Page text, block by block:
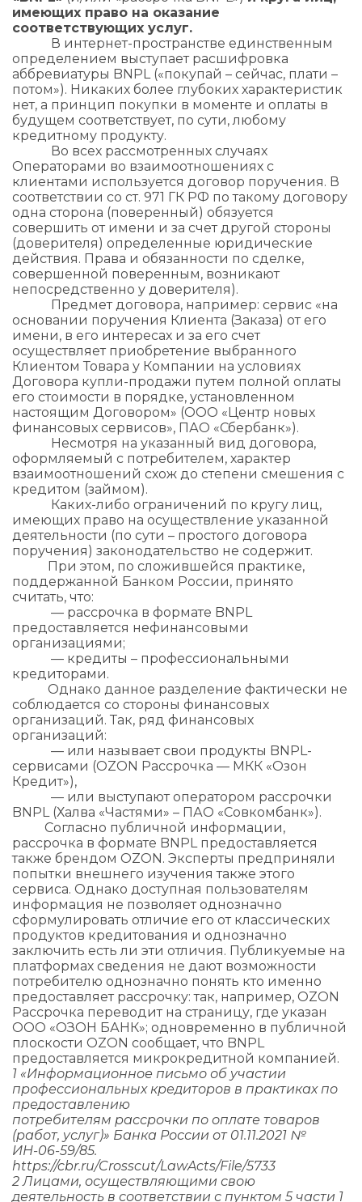
имеющих право на оказание
соответствующих услуг.
В интернет-пространстве единственным
определением выступает расшифровка
аббревиатуры BNPL («покупай – сейчас, плати –
потом»). Никаких более глубоких характеристик
нет, а принцип покупки в моменте и оплаты в
будущем соответствует, по сути, любому
кредитному продукту.
Во всех рассмотренных случаях
Операторами во взаимоотношениях с
клиентами используется договор поручения. В
соответствии со ст. 971 ГК РФ по такому договору
одна сторона (поверенный) обязуется
совершить от имени и за счет другой стороны
(доверителя) определенные юридические
действия. Права и обязанности по сделке,
совершенной поверенным, возникают
непосредственно у доверителя).
Предмет договора, например: сервис «на
основании поручения Клиента (Заказа) от его
имени, в его интересах и за его счет
осуществляет приобретение выбранного
Клиентом Товара у Компании на условиях
Договора купли-продажи путем полной оплаты
его стоимости в порядке, установленном
настоящим Договором» (ООО «Центр новых
финансовых сервисов», ПАО «Сбербанк»).
Несмотря на указанный вид договора,
оформляемый с потребителем, характер
взаимоотношений схож до степени смешения с
кредитом (займом).
Каких-либо ограничений по кругу лиц,
имеющих право на осуществление указанной
деятельности (по сути – простого договора
поручения) законодательство не содержит.
При этом, по сложившейся практике,
поддержанной Банком России, принято
считать, что:
— рассрочка в формате BNPL
предоставляется нефинансовыми
организациями;
— кредиты – профессиональными
кредиторами.
Однако данное разделение фактически не
соблюдается со стороны финансовых
организаций. Так, ряд финансовых
организаций:
— или называет свои продукты BNPL-
сервисами (OZON Рассрочка — МКК «Озон
Кредит»),
— или выступают оператором рассрочки
BNPL (Халва «Частями» – ПАО «Совкомбанк»).
Согласно публичной информации,
рассрочка в формате BNPL предоставляется
также брендом OZON. Эксперты предприняли
попытки внешнего изучения также этого
сервиса. Однако доступная пользователям
информация не позволяет однозначно
сформулировать отличие его от классических
продуктов кредитования и однозначно
заключить есть ли эти отличия. Публикуемые на
платформах сведения не дают возможности
потребителю однозначно понять кто именно
предоставляет рассрочку: так, например, OZON
Рассрочка переводит на страницу, где указан
ООО «ОЗОН БАНК»; одновременно в публичной
плоскости OZON сообщает, что BNРL
предоставляется микрокредитной компанией.
1 «Информационное письмо об участии
профессиональных кредиторов в практиках по
предоставлению
потребителям рассрочки по оплате товаров
(работ, услуг)» Банка России от 01.11.2021 №
ИН-06-59/85.
https://cbr.ru/Crosscut/LawActs/File/5733
2 Лицами, осуществляющими свою
деятельность в соответствии с пунктом 5 части 1